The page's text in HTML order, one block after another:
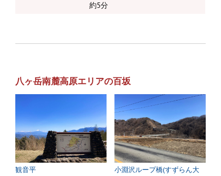
約5分
八ヶ岳南麓高原エリアの百坂
観音平
小淵沢ループ橋(すずらん大